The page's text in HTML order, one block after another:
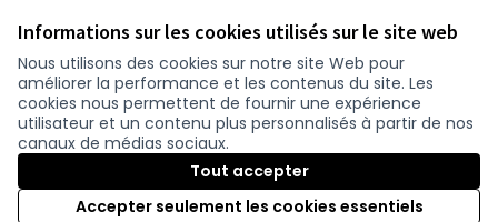
Informations sur les cookies utilisés sur le site web
Nous utilisons des cookies sur notre site Web pour
améliorer la performance et les contenus du site. Les
cookies nous permettent de fournir une expérience
utilisateur et un contenu plus personnalisés à partir de nos
canaux de médias sociaux.
Tout accepter
Accepter seulement les cookies essentiels
Conditions d'utilisation
Paramètres des cookies
participer.loire-atlantique.fr sur Facebook
(Nouvelle fenêtre)
participer.loire-atlantique.fr sur Instagram
(Nouvelle fenêtre)
participer.loire-atlantique.fr sur YouTube
(Nouvelle fenêtre)